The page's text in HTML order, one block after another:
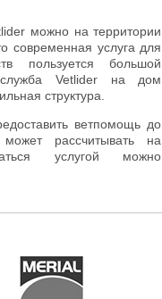
можно на территории
современная услуга для
пользуется большой
Vetlider на дом
структура.
ветпомощь до
рассчитывать на
услугой можно